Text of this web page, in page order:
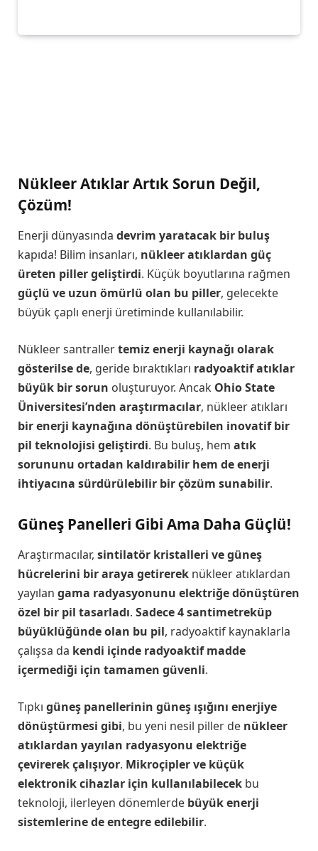
Nükleer Atıklar Artık Sorun Değil,
Çözüm!
Enerji dünyasında devrim yaratacak bir buluş
kapıda! Bilim insanları, nükleer atıklardan güç
üreten piller geliştirdi. Küçük boyutlarına rağmen
güçlü ve uzun ömürlü olan bu piller, gelecekte
büyük çaplı enerji üretiminde kullanılabilir.
Nükleer santrallertemiz enerji kaynağı olarak
gösterilse de, geride bıraktıkları radyoaktif atıklar
büyük bir sorun oluşturuyor. Ancak Ohio State
Üniversitesi’nden araştırmacılar, nükleer atıkları
bir enerji kaynağına dönüştürebilen inovatif bir
pil teknolojisi geliştirdi. Bu buluş, hem atık
sorununu ortadan kaldırabilir hem de enerji
ihtiyacına sürdürülebilir bir çözüm sunabilir.
Güneş Panelleri Gibi Ama Daha Güçlü!
Araştırmacılar, sintilatör kristalleri ve güneş
hücrelerini bir araya getirerek nükleer atıklardan
yayılan gama radyasyonunu elektriğe dönüştüren
özel bir pil tasarladı. Sadece 4 santimetreküp
büyüklüğünde olan bu pil, radyoaktif kaynaklarla
çalışsa da kendi içinde radyoaktif madde
içermediği için tamamen güvenli.
Tıpkı güneş panellerinin güneş ışığını enerjiye
dönüştürmesi gibi, bu yeni nesil piller de nükleer
atıklardan yayılan radyasyonu elektriğe
çevirerek çalışıyor. Mikroçipler ve küçük
elektronik cihazlar için kullanılabilecek bu
teknoloji, ilerleyen dönemlerde büyük enerji
sistemlerine de entegre edilebilir.